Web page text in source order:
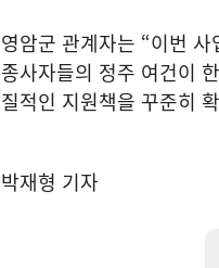
영암군 관계자는 “이번
종사자들의 정주 여건이
질적인 지원책을 꾸준히
박재형 기자